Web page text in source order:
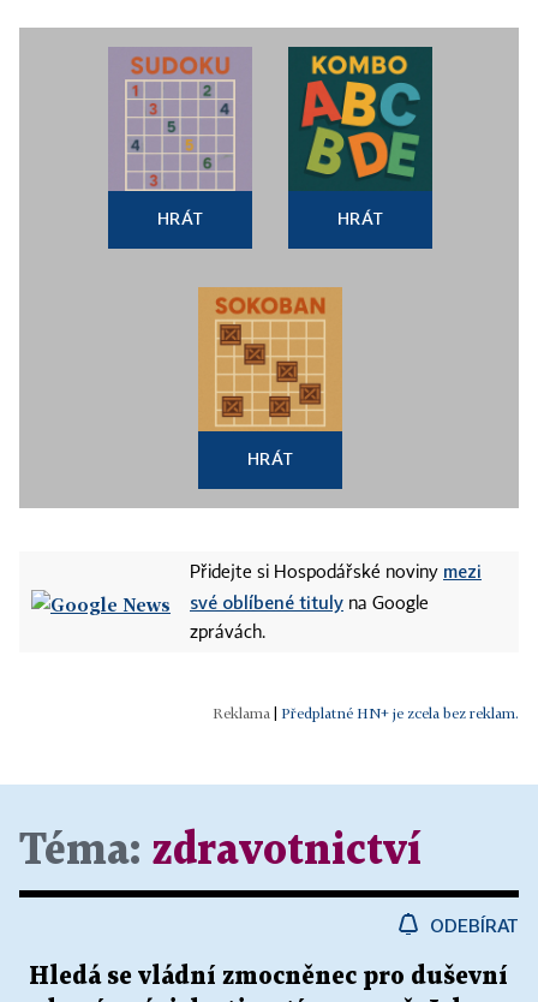
HRÁT HRÁT
HRÁT
Přidejte si Hospodářské noviny mezi
své oblíbené tituly na Google
zprávách.
Předplatné HN+ je zcela bez reklam.
Téma: zdravotnictví
ODEBÍRAT
Hledá se vládní zmocněnec pro duševní